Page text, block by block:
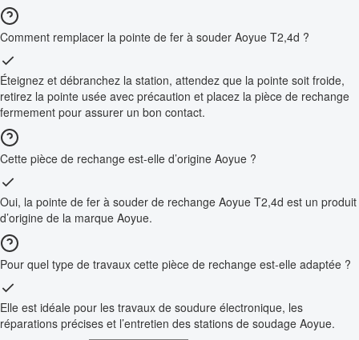
Comment remplacer la pointe de fer à souder Aoyue T2,4d ?
Éteignez et débranchez la station, attendez que la pointe soit froide,
retirez la pointe usée avec précaution et placez la pièce de rechange
fermement pour assurer un bon contact.
Cette pièce de rechange est-elle d’origine Aoyue ?
Oui, la pointe de fer à souder de rechange Aoyue T2,4d est un produit
d’origine de la marque Aoyue.
Pour quel type de travaux cette pièce de rechange est-elle adaptée ?
Elle est idéale pour les travaux de soudure électronique, les
réparations précises et l’entretien des stations de soudage Aoyue.